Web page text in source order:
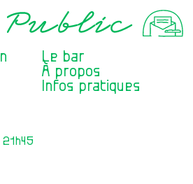
Le bar
À propos
Infos pratiques
21h45